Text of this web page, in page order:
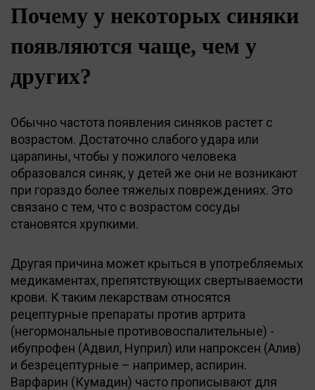
Почему у некоторых синяки
появляются чаще, чем у
других?
Обычно частота появления синяков растет с
возрастом. Достаточно слабого удара или
царапины, чтобы у пожилого человека
образовался синяк, у детей же они не возникают
при гораздо более тяжелых повреждениях. Это
связано с тем, что с возрастом сосуды
становятся хрупкими.
Другая причина может крыться в употребляемых
медикаментах, препятствующих свертываемости
крови. К таким лекарствам относятся
рецептурные препараты против артрита
(негормональные противовоспалительные) -
ибупрофен (Адвил, Нуприл) или напроксен (Алив)
и безрецептурные – например, аспирин.
Варфарин (Кумадин) часто прописывают для